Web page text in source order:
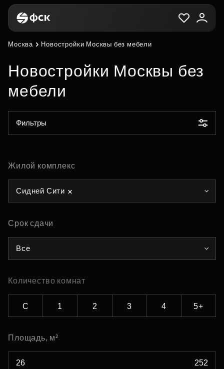
Москва Новостройки Москвы без мебели
Новостройки Москвы без
мебели
Фильтры
Жилой комплекс
Сидней Сити
Срок сдачи
Все
Количество комнат
С 1 2 3 4 5+
Площадь, м²